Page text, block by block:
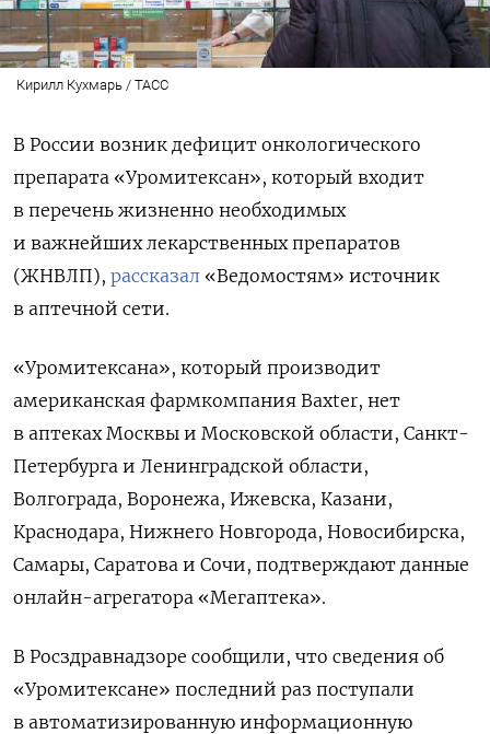
Кирилл Кухмарь / ТАСС
В России возник дефицит онкологического
препарата «Уромитексан», который входит
в перечень жизненно необходимых
и важнейших лекарственных препаратов
(ЖНВЛП), рассказал «Ведомостям» источник
в аптечной сети.
«Уромитексана», который производит
американская фармкомпания Baxter, нет
в аптеках Москвы и Московской области, Санкт-
Петербурга и Ленинградской области,
Волгограда, Воронежа, Ижевска, Казани,
Краснодара, Нижнего Новгорода, Новосибирска,
Самары, Саратова и Сочи, подтверждают данные
онлайн-агрегатора «Мегаптека».
В Росздравнадзоре сообщили, что сведения об
«Уромитексане» последний раз поступали
в автоматизированную информационную